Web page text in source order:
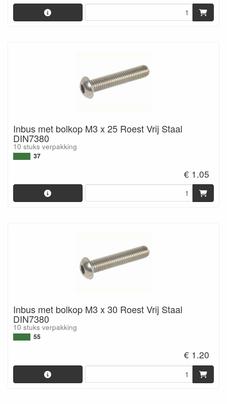
Inbus met bolkop M3 x 25 Roest Vrij Staal
DIN7380
10 stuks verpakking
37
€ 1.05
Inbus met bolkop M3 x 30 Roest Vrij Staal
DIN7380
10 stuks verpakking
55
€ 1.20